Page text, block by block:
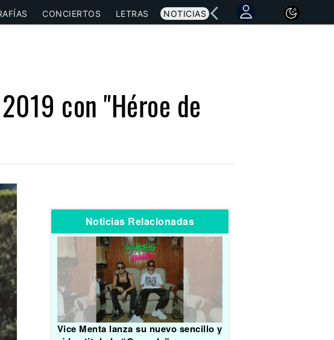
CONCIERTOS LETRAS NOTICIAS
con "Héroe de
Noticias Relacionadas
Vice Menta lanza su nuevo sencillo y